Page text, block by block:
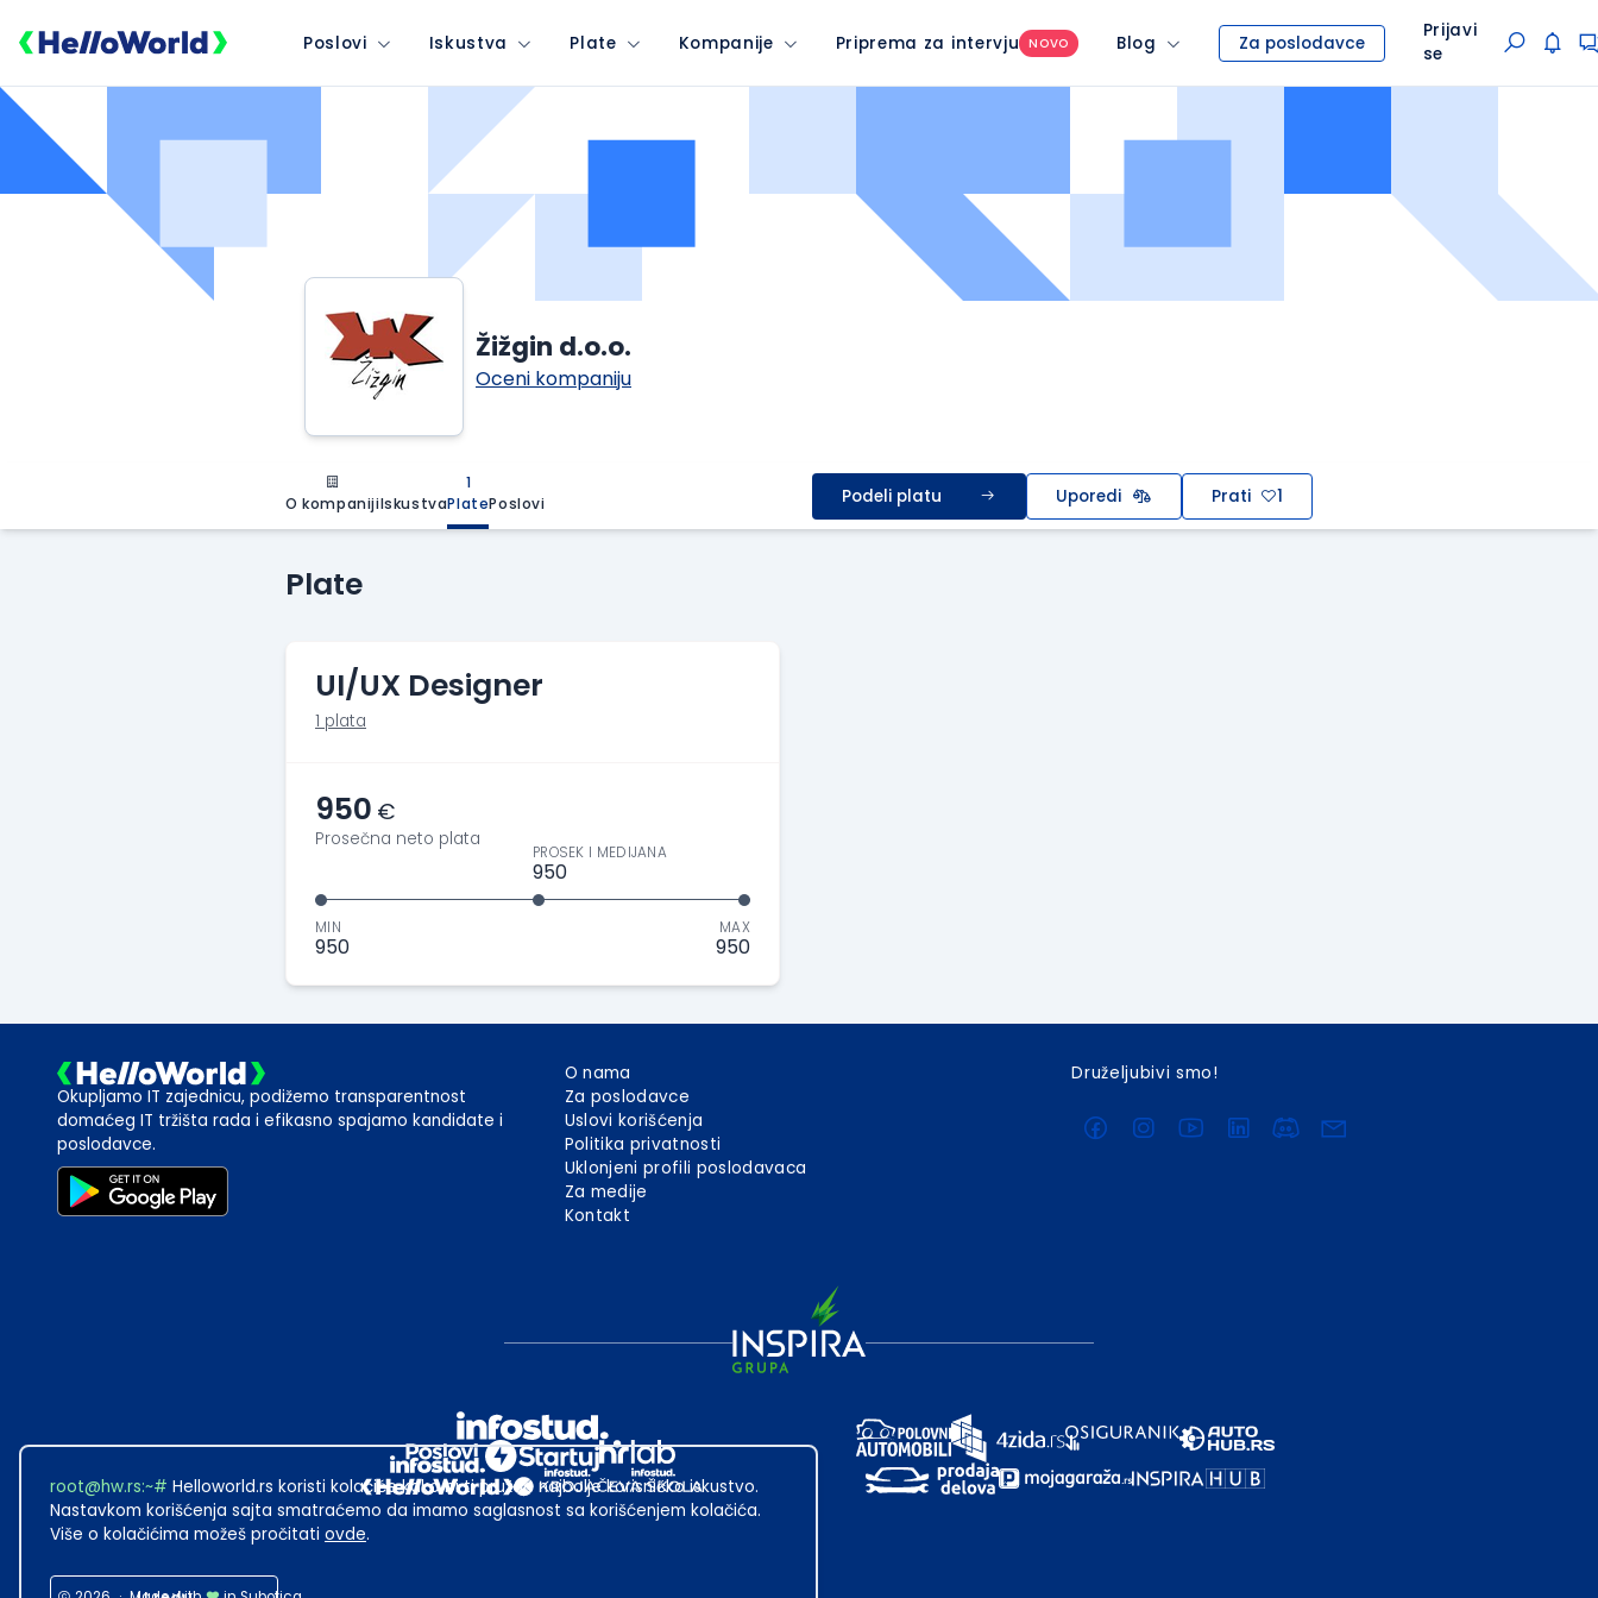
Poslovi Iskustva Plate Kompanije Priprema za intervju NOVO Blog Za poslodavce
Prijavi
se
Žižgin d.o.o.
Oceni kompaniju
O kompanijiIskustva
1
PlatePoslovi Podeli platu Uporedi Prati 1
Plate
UI/UX Designer
1 plata
950 €
Prosečna neto plata
MIN
950
PROSEK I MEDIJANA
950
MAX
950
Okupljamo IT zajednicu, podižemo transparentnost
domaćeg IT tržišta rada i efikasno spajamo kandidate i
poslodavce.
O nama
Za poslodavce
Uslovi korišćenja
Politika privatnosti
Uklonjeni profili poslodavaca
Za medije
Kontakt
Druželjubivi smo!
root@hw.rs:~# Helloworld.rs koristi kolačiće kako bi ti pružao najbolje korisničko iskustvo.
Nastavkom korišćenja sajta smatraćemo da imamo saglasnost sa korišćenjem kolačića.
Više o kolačićima možeš pročitati ovde.